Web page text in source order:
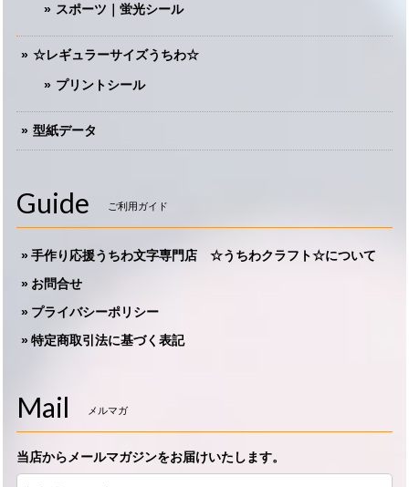
スポーツ｜蛍光シール
☆レギュラーサイズうちわ☆
プリントシール
型紙データ
Guide ご利用ガイド
手作り応援うちわ文字専門店 ☆うちわクラフト☆について
お問合せ
プライバシーポリシー
特定商取引法に基づく表記
Mail メルマガ
当店からメールマガジンをお届けいたします。